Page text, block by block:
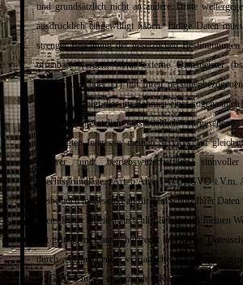
und grundsätzlich nicht an andere Dritte
ausdrücklich eingewilligt haben. Einige Daten
strenger Beachtung der gesetzlichen
offenbart werden: Wenn externe Dienstleister
Buchhaltung oder IT) mit Ihren
kommen, erfolgt dies im Rahmen einer
Diese ist gesetzlich ausdrücklich
berechtigten Interesse, meinen Services auf
sicherer und betriebswirtschaftlich sinnvoller
(Rechtsgrundlage: (Art. 6 Abs. 1 f) DSGVO i.V.m.
bleibe auch in diesem Fall für den Schutz Ihrer
Dienstleister arbeiten ausschließlich gemäß meinen
mit geltendem Datenschutzrecht und dieser
durch entsprechende vertragliche Regelungen
DSGVO und ergänzende Kontrollen